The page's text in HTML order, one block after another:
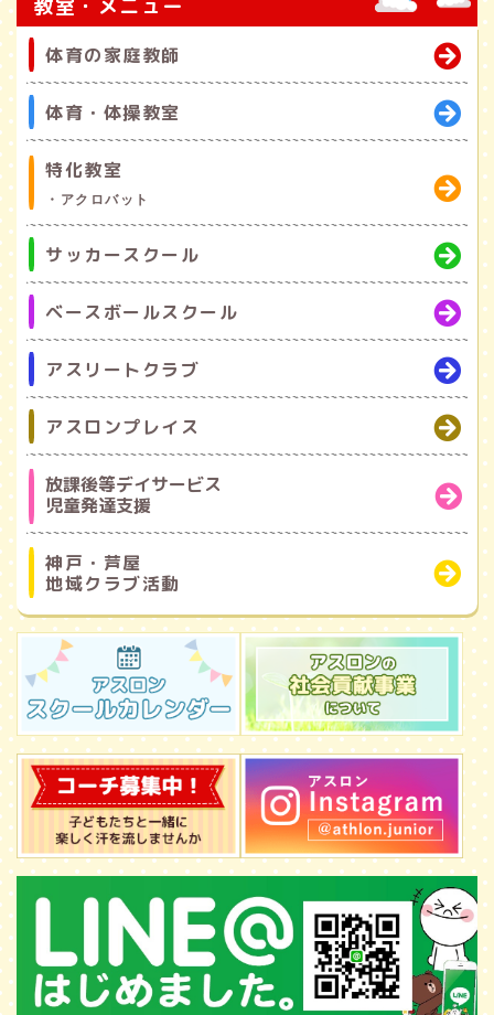
教室・メニュー
体育の家庭教師
体育・体操教室
特化教室
・アクロバット
サッカースクール
ベースボールスクール
アスリートクラブ
アスロンプレイス
放課後等デイサービス
児童発達支援
神戸・芦屋
地域クラブ活動